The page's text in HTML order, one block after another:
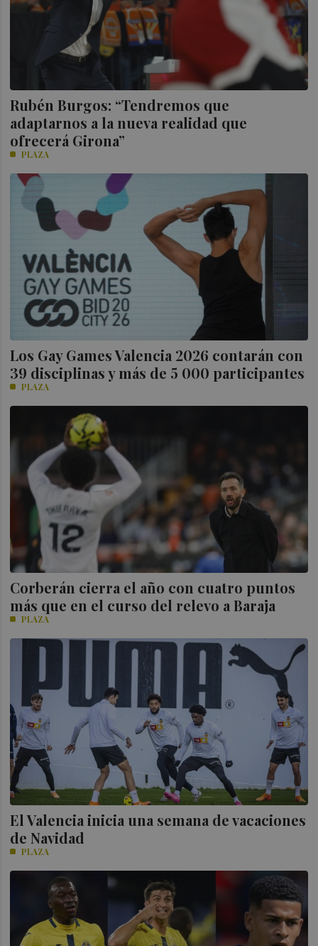
Rubén Burgos: “Tendremos que
adaptarnos a la nueva realidad que
ofrecerá Girona”
PLAZA
Los Gay Games Valencia 2026 contarán con
39 disciplinas y más de 5 000 participantes
PLAZA
Corberán cierra el año con cuatro puntos
más que en el curso del relevo a Baraja
PLAZA
El Valencia inicia una semana de vacaciones
de Navidad
PLAZA